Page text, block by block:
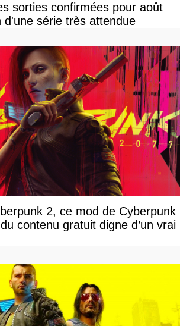
sorties confirmées pour août
d'une série très attendue
2, ce mod de Cyberpunk
contenu gratuit digne d’un vrai